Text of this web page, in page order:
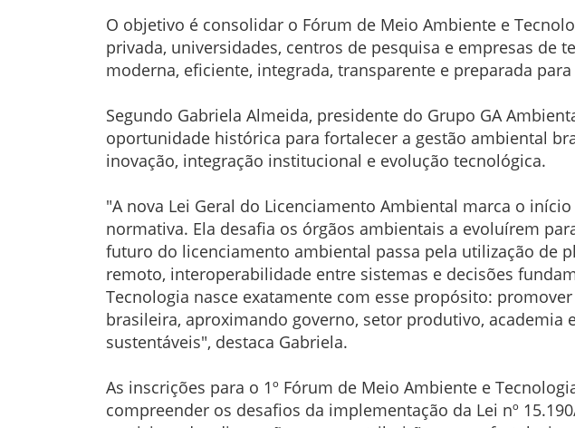
O objetivo é consolidar o Fórum de Meio Ambiente e
privada, universidades, centros de pesquisa e empresas
moderna, eficiente, integrada, transparente e preparada
Segundo Gabriela Almeida, presidente do Grupo GA
oportunidade histórica para fortalecer a gestão ambiental
inovação, integração institucional e evolução tecnológica.
"A nova Lei Geral do Licenciamento Ambiental marca o
normativa. Ela desafia os órgãos ambientais a evoluírem
futuro do licenciamento ambiental passa pela utilização de
remoto, interoperabilidade entre sistemas e decisões
Tecnologia nasce exatamente com esse propósito:
brasileira, aproximando governo, setor produtivo,
sustentáveis", destaca Gabriela.
As inscrições para o 1º Fórum de Meio Ambiente e
compreender os desafios da implementação da Lei nº